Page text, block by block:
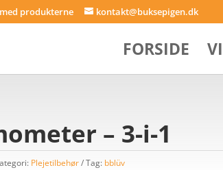
produkterne kontakt@buksepigen.dk
FORSIDE
– 3-i-1
Plejetilbehør Tag: bblüv